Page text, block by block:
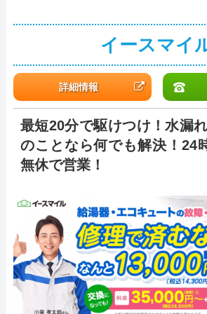
イースマイ
詳細情報
最短20分で駆けつけ！水漏
のことなら何でも解決！24
無休で営業！